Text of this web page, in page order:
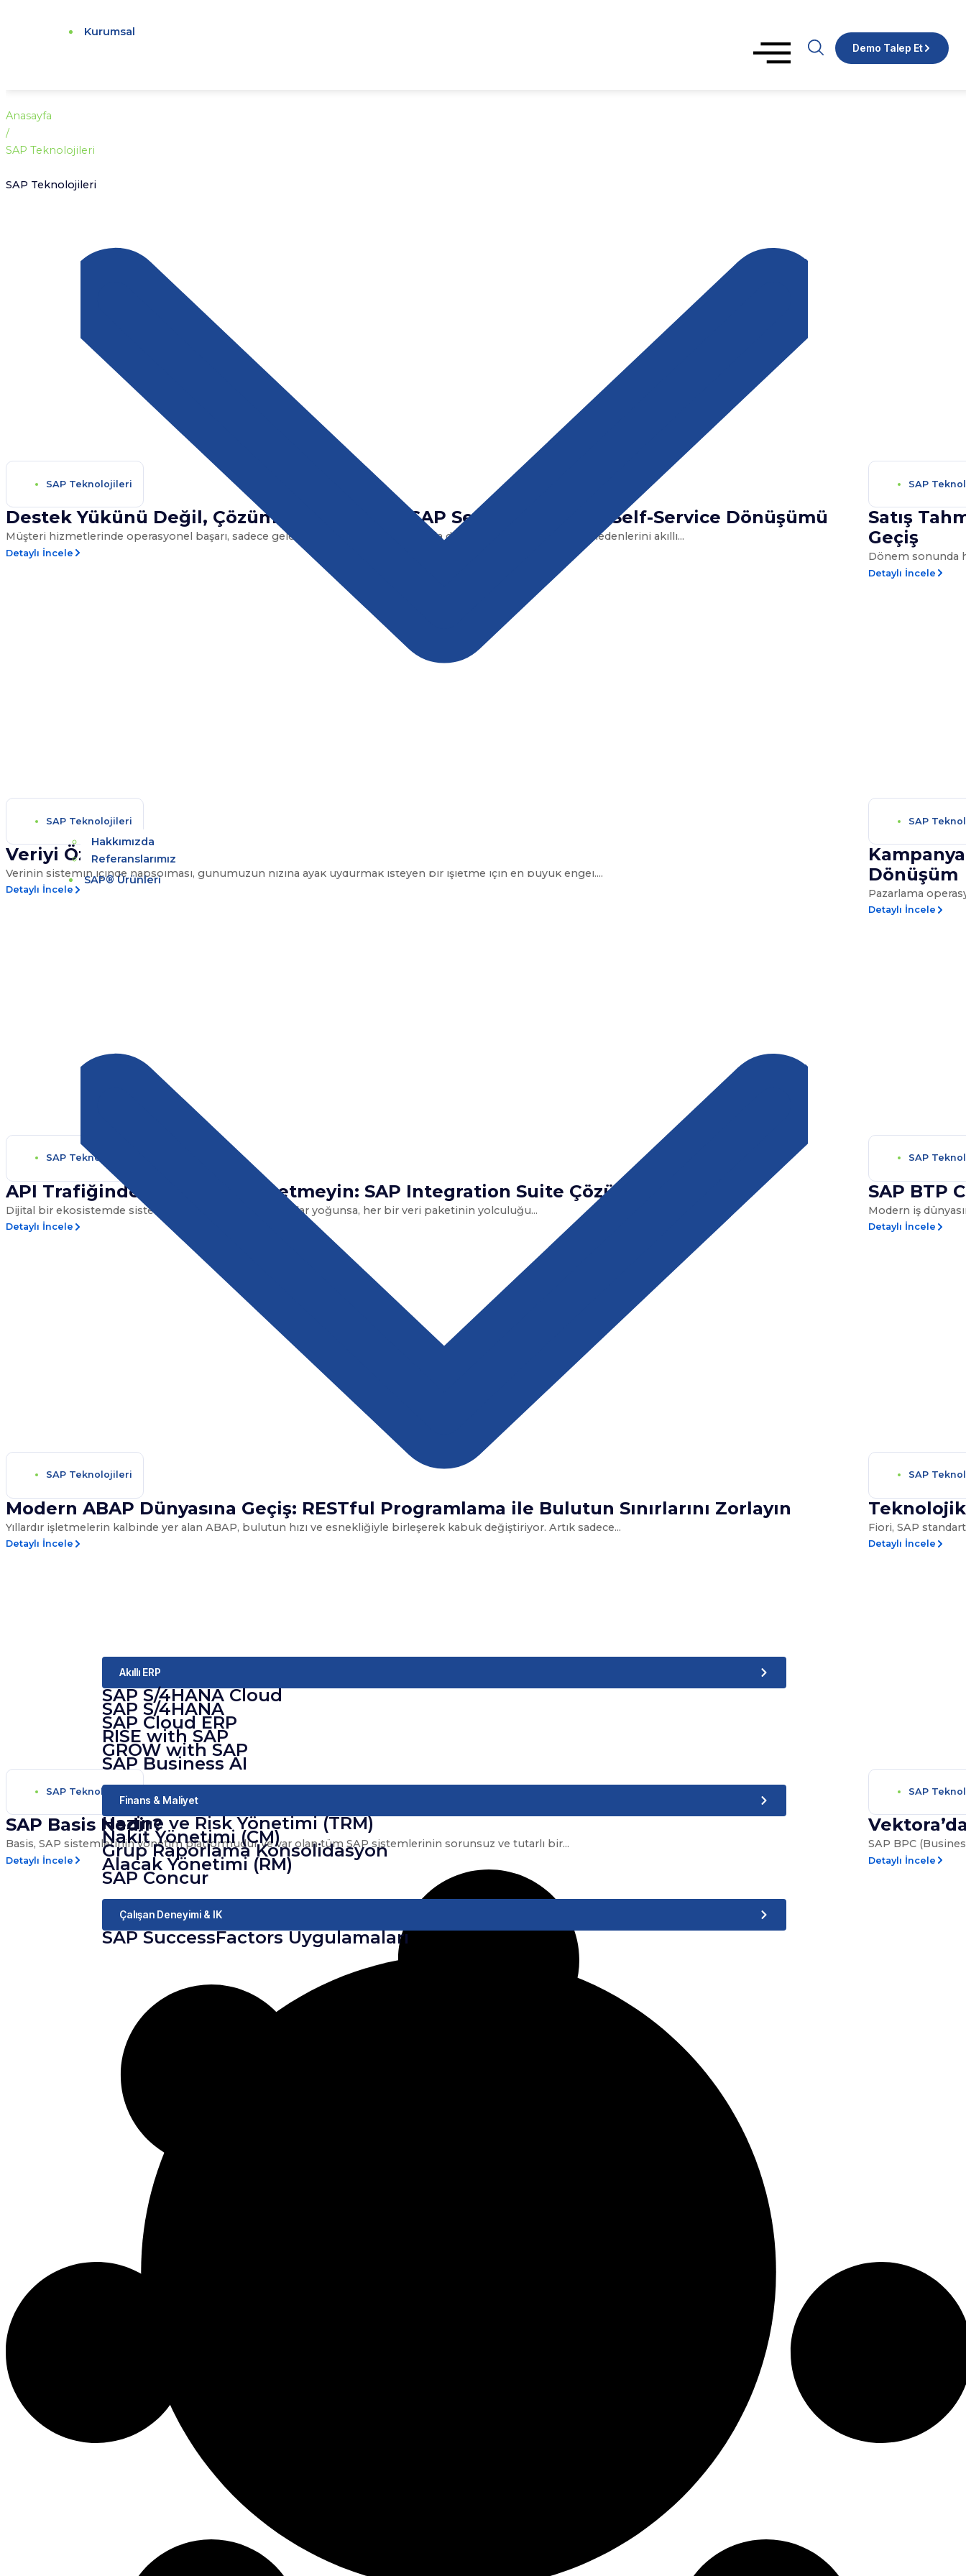
Kurumsal
Hakkımızda
Referanslarımız
SAP® Ürünleri
Akıllı ERP
SAP S/4HANA Cloud
SAP S/4HANA
SAP Cloud ERP
RISE with SAP
GROW with SAP
SAP Business AI
Finans & Maliyet
Hazine ve Risk Yönetimi (TRM)
Nakit Yönetimi (CM)
Grup Raporlama Konsolidasyon
Alacak Yönetimi (RM)
SAP Concur
Çalışan Deneyimi & IK
SAP SuccessFactors Uygulamaları
Demo Talep Et
Anasayfa
/
SAP Teknolojileri
SAP Teknolojileri
SAP Teknolojileri
Destek Yükünü Değil, Çözüm Hızını Artırın: SAP Service Cloud ile Self-Service Dönüşümü
Müşteri hizmetlerinde operasyonel başarı, sadece gelen talepleri hızlı yanıtlamakla değil, bu taleplerin oluşma nedenlerini akıllı...
Detaylı İncele
SAP
Satış
Geçiş
Dönem sonunda
Detaylı İncele
SAP Teknolojileri
Veriyi Özgürleştirmek: SAP S/4HANA Cloud ile API ve Entegrasyon Çözümleri
Verinin sistemin içinde hapsolması, günümüzün hızına ayak uydurmak isteyen bir işletme için en büyük engel....
Detaylı İncele
SAP
Dönüşüm
Pazarlama
Detaylı İncele
SAP Teknolojileri
API Trafiğinde Kontrolü Kaybetmeyin: SAP Integration Suite Çözümleri
Dijital bir ekosistemde sistemler arası veri trafiği ne kadar yoğunsa, her bir veri paketinin yolculuğu...
Detaylı İncele
SAP
SAP BTP
Modern iş
Detaylı İncele
SAP Teknolojileri
Modern ABAP Dünyasına Geçiş: RESTful Programlama ile Bulutun Sınırlarını Zorlayın
Yıllardır işletmelerin kalbinde yer alan ABAP, bulutun hızı ve esnekliğiyle birleşerek kabuk değiştiriyor. Artık sadece...
Detaylı İncele
SAP
Fiori, SAP
Detaylı İncele
SAP Teknolojileri
SAP Basis Nedir?
Basis, SAP sistemlerinin yönetim platformudur ve var olan tüm SAP sistemlerinin sorunsuz ve tutarlı bir...
Detaylı İncele
SAP
SAP BPC
Detaylı İncele